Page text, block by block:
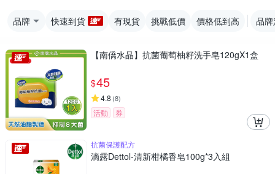
品牌 快速到貨 有現貨 挑戰低價 價格低到高 品
【南僑水晶】抗菌葡萄柚籽洗手皂120gX1盒
$45
4.8 (8)
活動 券
抗菌保護配方
滴露Dettol-清新柑橘香皂100g*3入組